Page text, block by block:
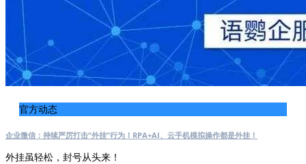
官方动态
企业微信：持续严厉打击“外挂”行为！RPA+AI、云手机模拟操作都是外挂！
外挂虽轻松，封号从头来！